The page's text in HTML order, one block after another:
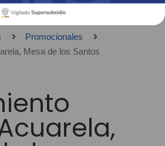
Promocionales
Mesa de los Santos